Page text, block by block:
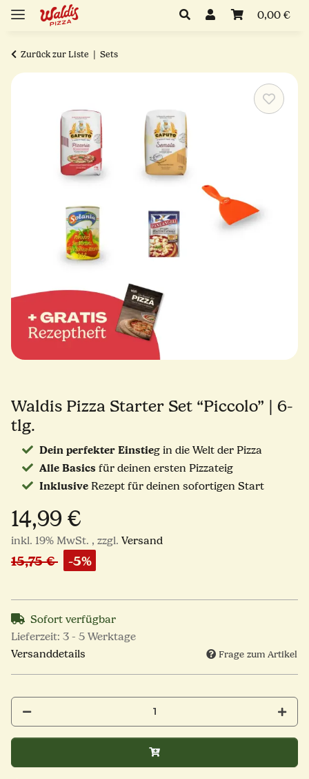
0,00 €
Zurück zur Liste Sets
Waldis Pizza Starter Set “Piccolo” | 6-
tlg.
Dein perfekter Einstieg in die Welt der Pizza
Alle Basics für deinen ersten Pizzateig
Inklusive Rezept für deinen sofortigen Start
14,99 €
inkl. 19% MwSt. , zzgl. Versand
15,75 € -5%
Sofort verfügbar
Lieferzeit: 3 - 5 Werktage
Versanddetails
Frage zum Artikel